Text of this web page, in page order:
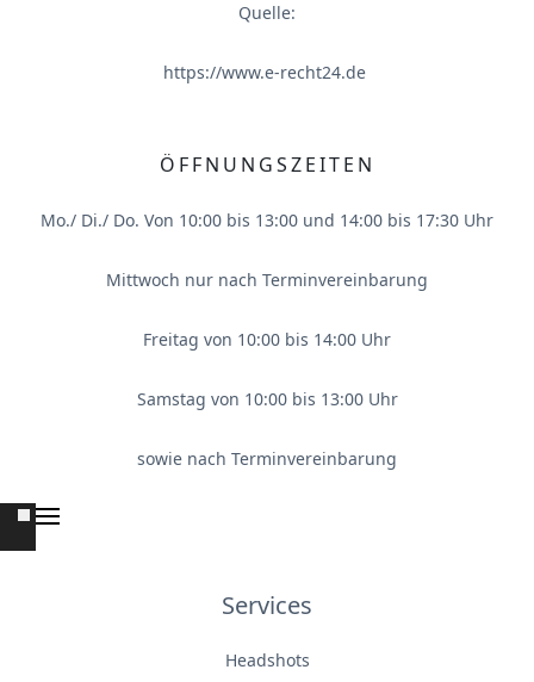
Quelle:
https://www.e-recht24.de
ÖFFNUNGSZEITEN
Mo./ Di./ Do. Von 10:00 bis 13:00 und 14:00 bis 17:30 Uhr
Mittwoch nur nach Terminvereinbarung
Freitag von 10:00 bis 14:00 Uhr
Samstag von 10:00 bis 13:00 Uhr
sowie nach Terminvereinbarung
Services
Headshots